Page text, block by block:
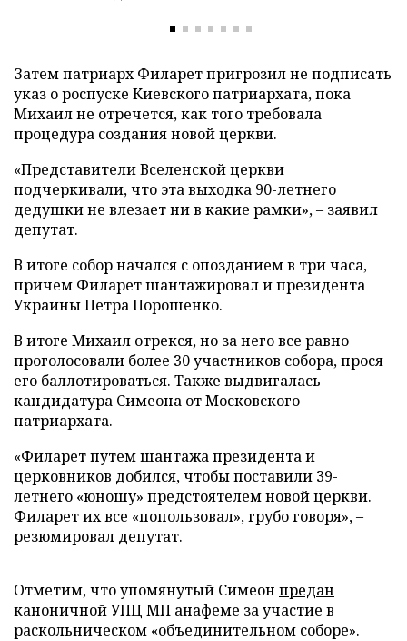
Затем патриарх Филарет пригрозил не подписать
указ о роспуске Киевского патриархата, пока
Михаил не отречется, как того требовала
процедура создания новой церкви.
«Представители Вселенской церкви
подчеркивали, что эта выходка 90-летнего
дедушки не влезает ни в какие рамки», – заявил
депутат.
В итоге собор начался с опозданием в три часа,
причем Филарет шантажировал и президента
Украины Петра Порошенко.
В итоге Михаил отрекся, но за него все равно
проголосовали более 30 участников собора, прося
его баллотироваться. Также выдвигалась
кандидатура Симеона от Московского
патриархата.
«Филарет путем шантажа президента и
церковников добился, чтобы поставили 39-
летнего «юношу» предстоятелем новой церкви.
Филарет их все «попользовал», грубо говоря», –
резюмировал депутат.
Отметим, что упомянутый Симеон предан
каноничной УПЦ МП анафеме за участие в
раскольническом «объединительном соборе».